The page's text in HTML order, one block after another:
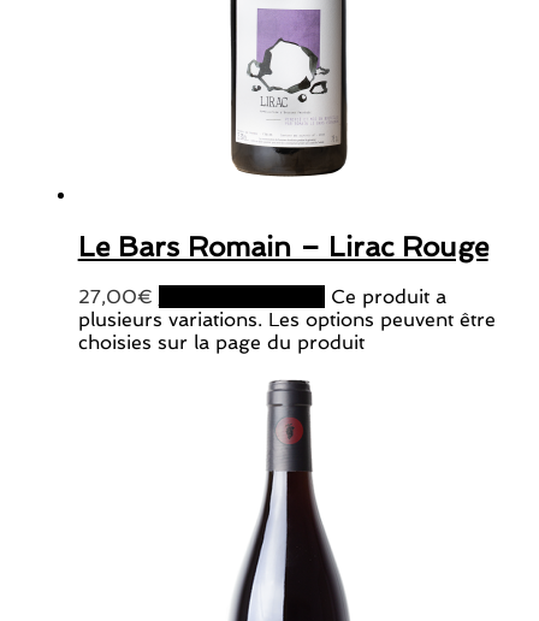
Le Bars Romain – Lirac Rouge
27,00€
Ce produit a
plusieurs variations. Les options peuvent être
choisies sur la page du produit